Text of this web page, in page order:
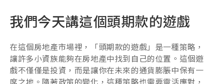
我們今天講這個頭期款的遊戲
在這個房地產市場裡，「頭期款的遊戲」是一種策略，
讓許多小資族能夠在房地產中找到自己的位置。這個遊
戲不僅僅是投資，而是讓你在未來的通貨膨脹中保有一
席之地。隨著政策的變化，這種策略也需要靈活應對，